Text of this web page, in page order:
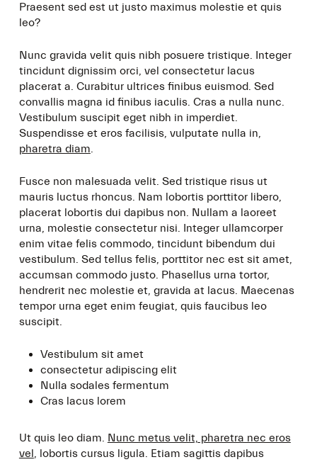
Praesent sed est ut justo maximus molestie et quis
leo?
Nunc gravida velit quis nibh posuere tristique. Integer
tincidunt dignissim orci, vel consectetur lacus
placerat a. Curabitur ultrices finibus euismod. Sed
convallis magna id finibus iaculis. Cras a nulla nunc.
Vestibulum suscipit eget nibh in imperdiet.
Suspendisse et eros facilisis, vulputate nulla in,
pharetra diam.
Fusce non malesuada velit. Sed tristique risus ut
mauris luctus rhoncus. Nam lobortis porttitor libero,
placerat lobortis dui dapibus non. Nullam a laoreet
urna, molestie consectetur nisi. Integer ullamcorper
enim vitae felis commodo, tincidunt bibendum dui
vestibulum. Sed tellus felis, porttitor nec est sit amet,
accumsan commodo justo. Phasellus urna tortor,
hendrerit nec molestie et, gravida at lacus. Maecenas
tempor urna eget enim feugiat, quis faucibus leo
suscipit.
Vestibulum sit amet
consectetur adipiscing elit
Nulla sodales fermentum
Cras lacus lorem
Ut quis leo diam. Nunc metus velit, pharetra nec eros
vel , lobortis cursus ligula. Etiam sagittis dapibus